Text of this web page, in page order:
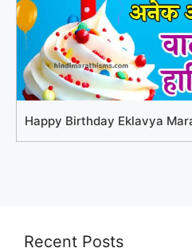
Happy Birthday Eklavya
Recent Posts